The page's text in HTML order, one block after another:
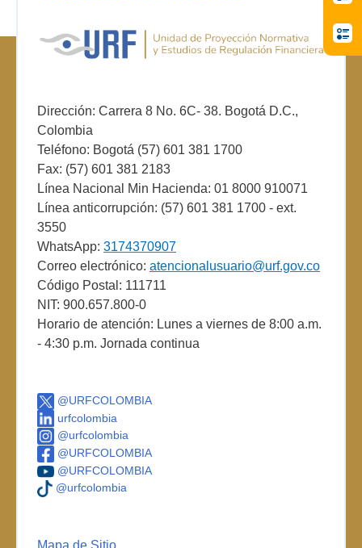
Dirección: Carrera 8 No. 6C- 38. Bogotá D.C.,
Colombia
Teléfono: Bogotá (57) 601 381 1700
Fax: (57) 601 381 2183
Línea Nacional Min Hacienda: 01 8000 910071
Línea anticorrupción: (57) 601 381 1700 - ext.
3550
WhatsApp: 3174370907
Correo electrónico: atencionalusuario@urf.gov.co
Código Postal: 111711
NIT: 900.657.800-0
Horario de atención: Lunes a viernes de 8:00 a.m.
- 4:30 p.m. Jornada continua
@URFCOLOMBIA
urfcolombia
@urfcolombia
@URFCOLOMBIA
@URFCOLOMBIA
@urfcolombia
Mapa de Sitio